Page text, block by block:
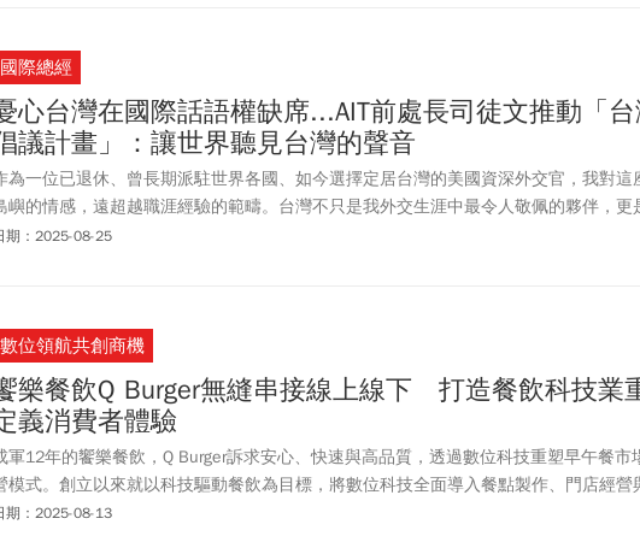
國際總經
心台灣在國際話語權缺席...AIT前處長司徒文推動「
議計畫」：讓世界聽見台灣的聲音
為一位已退休、曾長期派駐世界各國、如今選擇定居台灣的美國資深外交官，我對這
嶼的情感，遠超越職涯經驗的範疇。台灣不只是我外交生涯中最令人敬佩的夥伴，更
生活的安居之地。正因為對這片土地的深愛，我對台灣在國際話語權上的缺席感到深
期：2025-08-25
數位領航共創商機
樂餐飲Q Burger無縫串接線上線下 打造餐飲科技業
義消費者體驗
軍12年的饗樂餐飲，Q Burger訴求安心、快速與高品質，透過數位科技重塑早午餐市
模式。創立以來就以科技驅動餐飲為目標，將數位科技全面導入餐點製作、門店經營
互動，會員APP系統更可實現線上自助點餐、精準管理門店物流等多重需求，實現無縫
期：2025-08-13